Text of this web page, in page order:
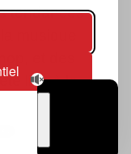
tendances
musique
et des
liés à la